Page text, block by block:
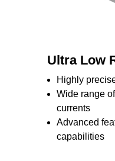
Ultra Low
Highly
Wide range
currents
Advanced
capabilities